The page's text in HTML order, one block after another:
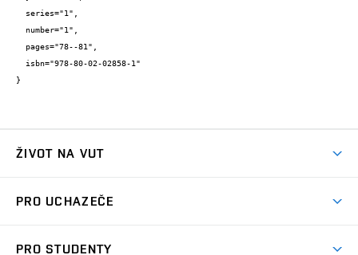
}
ŽIVOT NA VUT
Koleje
PRO UCHAZEČE
PRO STUDENTY